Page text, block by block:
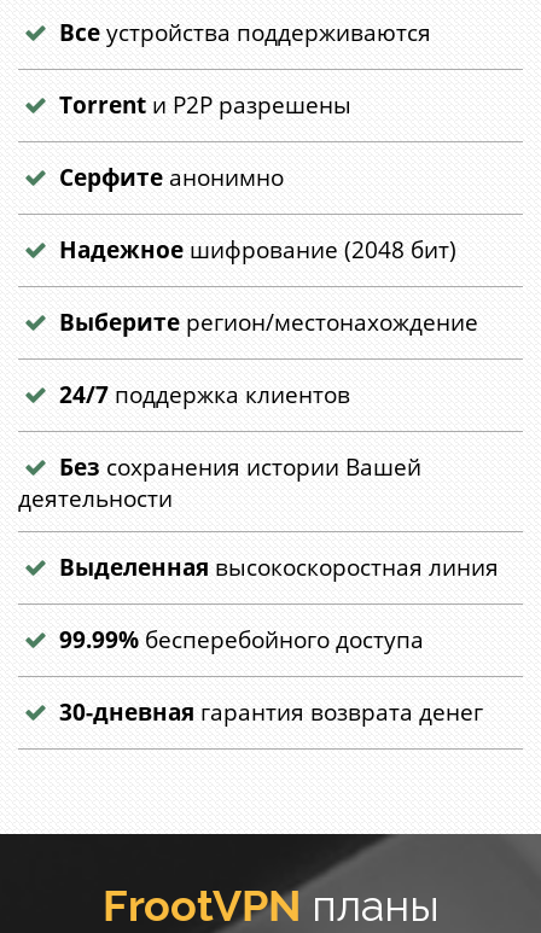
Всеустройства поддерживаются
Torrent и P2P разрешены
Серфите анонимно
Надежное шифрование (2048 бит)
Выберите регион/местонахождение
24/7 поддержка клиентов
Без сохранения истории Вашей
деятельности
Выделенная высокоскоростная линия
99.99% бесперебойного доступа
30-дневная гарантия возврата денег
FrootVPNпланы